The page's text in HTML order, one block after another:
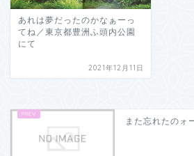
あれは夢だったのかなぁーっ
てね／東京都豊洲ふ頭内公園
にて
2021年12月11日
また忘れたのォ